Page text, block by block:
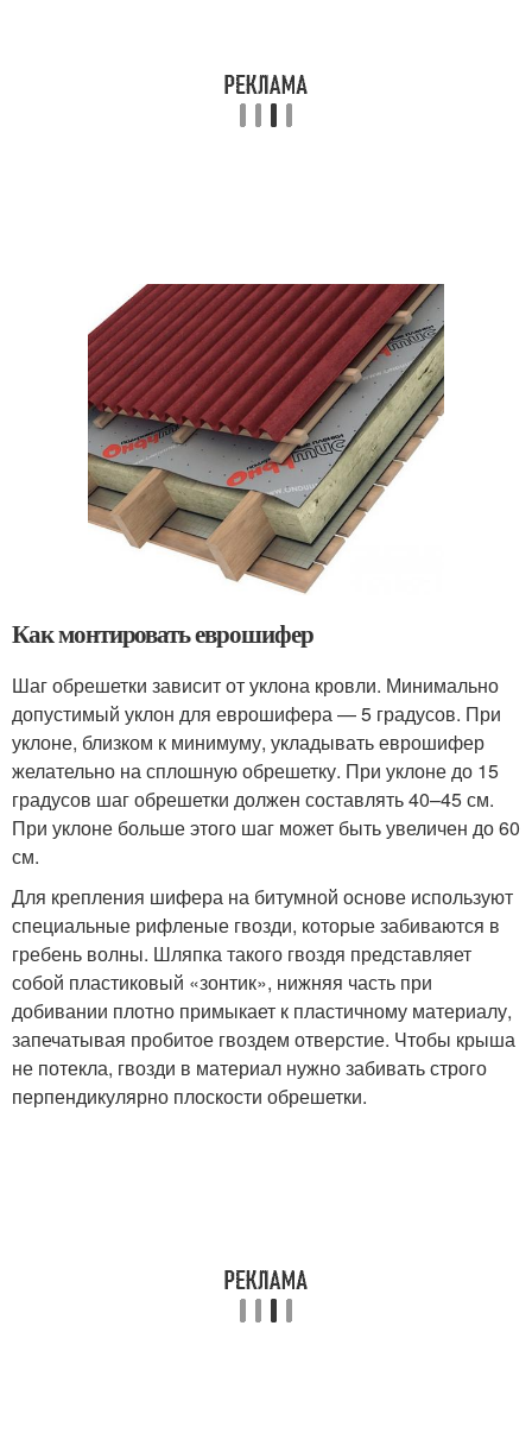
Как монтировать еврошифер
Шаг обрешетки зависит от уклона кровли. Минимально
допустимый уклон для еврошифера — 5 градусов. При
уклоне, близком к минимуму, укладывать еврошифер
желательно на сплошную обрешетку. При уклоне до 15
градусов шаг обрешетки должен составлять 40–45 см.
При уклоне больше этого шаг может быть увеличен до 60
см.
Для крепления шифера на битумной основе используют
специальные рифленые гвозди, которые забиваются в
гребень волны. Шляпка такого гвоздя представляет
собой пластиковый «зонтик», нижняя часть при
добивании плотно примыкает к пластичному материалу,
запечатывая пробитое гвоздем отверстие. Чтобы крыша
не потекла, гвозди в материал нужно забивать строго
перпендикулярно плоскости обрешетки.